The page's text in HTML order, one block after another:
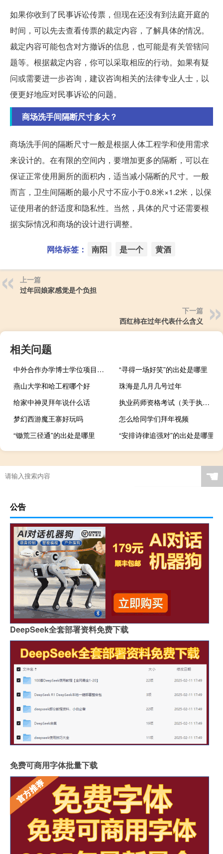
如果你收到了民事诉讼传票，但现在还没有到法庭开庭的
时间，可以先去查看传票的裁定内容，了解具体的情况。
裁定内容可能包含对方撤诉的信息，也可能是有关管辖问
题等。根据裁定内容，你可以采取相应的行动。如果有疑
问或需要进一步咨询，建议咨询相关的法律专业人士，以
便更好地应对民事诉讼的问题。
商场洗手间隔断尺寸多大？
商场洗手间的隔断尺寸一般是根据人体工程学和使用需求
来设计的。在有限的空间内，要增加更多的隔断，可以在
保证正常使用厕所的面积内，适当减小隔断的尺寸。一般
而言，卫生间隔断的最小尺寸不应小于0.8米×1.2米，以保
证使用者的舒适度和隐私性。当然，具体的尺寸还需要根
据实际情况和商场的设计进行调整。
网络标签： 南阳 是一个 黄酒
上一篇
过年回娘家感觉是个负担
下一篇
西红柿在过年代表什么含义
相关问题
中外合作办学博士学位项目招生
“寻得一场好笑”的出处是哪里
燕山大学和哈工程哪个好
珠海是几月几号过年
给家中神灵拜年说什么话
执业药师资格考试（关于执业药师资格考试的介绍）
梦幻西游魔王寨好玩吗
怎么给同学们拜年视频
“锄荒三径通”的出处是哪里
“安排诗律追强对”的出处是哪里
☚
公告
DeepSeek全套部署资料免费下载
免费可商用字体批量下载